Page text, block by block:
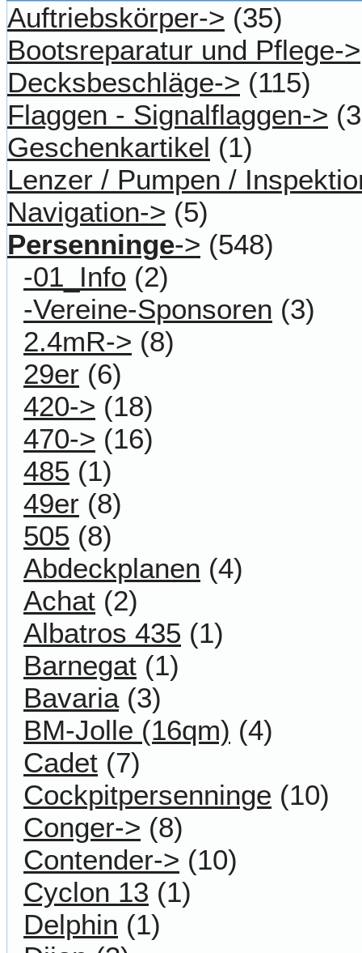
Auftriebskörper-> (35)
Bootsreparatur und Pflege->
Decksbeschläge-> (115)
Flaggen - Signalflaggen->
Geschenkartikel (1)
Lenzer / Pumpen /
Navigation-> (5)
Persenninge-> (548)
-01_Info (2)
-Vereine-Sponsoren (3)
2.4mR-> (8)
29er (6)
420-> (18)
470-> (16)
485 (1)
49er (8)
505 (8)
Abdeckplanen (4)
Achat (2)
Albatros 435 (1)
Barnegat (1)
Bavaria (3)
BM-Jolle (16qm) (4)
Cadet (7)
Cockpitpersenninge (10)
Conger-> (8)
Contender-> (10)
Cyclon 13 (1)
Delphin (1)